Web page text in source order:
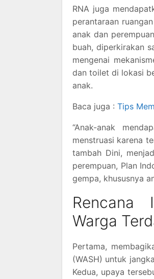
RNA juga
perantaraan
anak dan
buah, diperkirakan
mengenai
dan toilet di lokasi
anak.
Baca juga : Tips
“Anak-anak
menstruasi karena
tambah Dini,
perempuan, Plan
gempa, khususnya
Rencana
Warga
Pertama,
(WASH) untuk
Kedua, upaya